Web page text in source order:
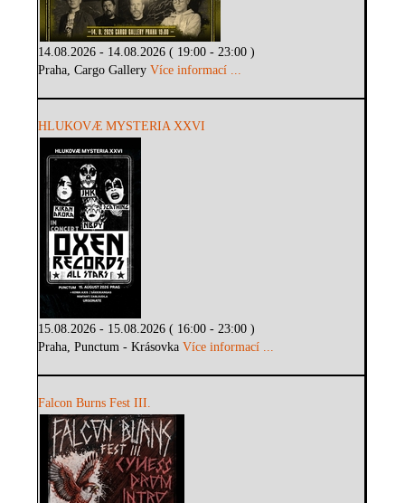
14.08.2026 - 14.08.2026 ( 19:00 - 23:00 )
Praha, Cargo GalleryVíce informací ...
HLUKOVÆ MYSTERIA XXVI
15.08.2026 - 15.08.2026 ( 16:00 - 23:00 )
Praha, Punctum - KrásovkaVíce informací ...
Falcon Burns Fest III.